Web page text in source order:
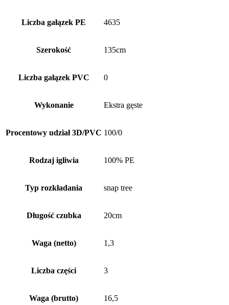
Liczba gałązek PE 4635
Szerokość 135cm
Liczba gałązek PVC 0
Wykonanie Ekstra gęste
Procentowy udział 3D/PVC 100/0
Rodzaj igliwia 100% PE
Typ rozkładania snap tree
Długość czubka 20cm
Waga (netto) 1,3
Liczba części 3
Waga (brutto) 16,5